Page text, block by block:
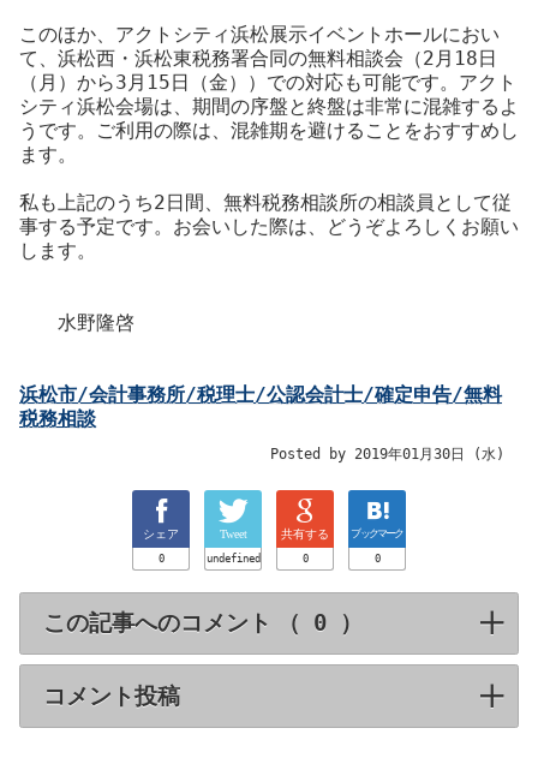
このほか、アクトシティ浜松展示イベントホールにおい
て、浜松西・浜松東税務署合同の無料相談会（2月 18 日
（月）から3月 15 日（金））での対応も可能です。アクト
シティ浜松会場は、期間の序盤と終盤は非常に混雑するよ
うです。ご利用の際は、混雑期を避けることをおすすめし
ます。
私も上記のうち2 日間、無料税務相談所の相談員として従
事する予定です。お会いした際は、どうぞよろしくお願い
します。
水野隆啓
浜松市/会計事務所/税理士/公認会計士/確定申告/無料
税務相談
Posted by 2019年01月30日 (水)
シェア
0
Tweet
undefined
共有する
0
ブックマーク
0
この記事へのコメント （ ） click to
コメント投稿click to expand contents